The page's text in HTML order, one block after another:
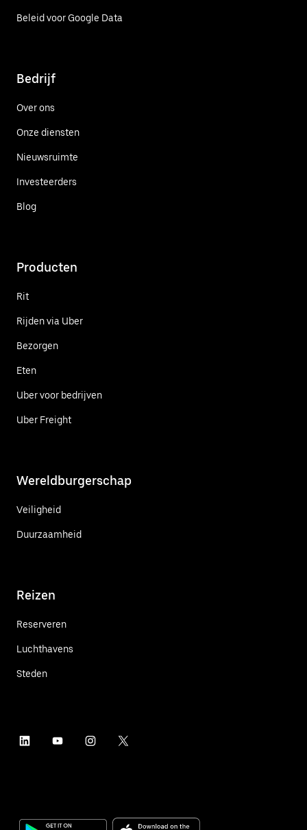
Beleid voor Google Data
Bedrijf
Over ons
Onze diensten
Nieuwsruimte
Investeerders
Blog
Producten
Rit
Rijden via Uber
Bezorgen
Eten
Uber voor bedrijven
Uber Freight
Wereldburgerschap
Veiligheid
Duurzaamheid
Reizen
Reserveren
Luchthavens
Steden